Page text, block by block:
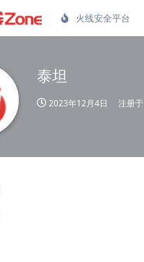
火线安全平台
泰坦
2023年12月4日 注册于